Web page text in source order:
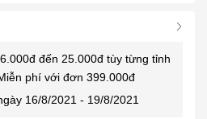
đến 25.000đ tùy từng tỉnh
phí với đơn 399.000đ
16/8/2021 - 19/8/2021